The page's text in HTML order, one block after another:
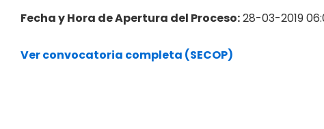
Fecha y Hora de Apertura del Proceso:28-03-2019
Ver convocatoria completa (SECOP)